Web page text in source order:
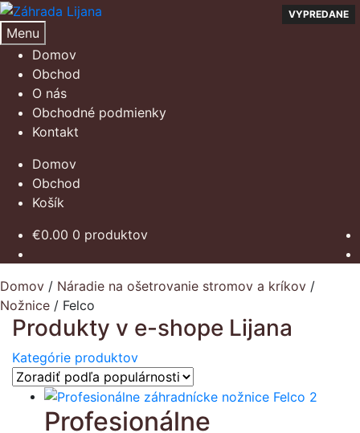
Preskočiť
na
navigáciu
Preskočiť
na
obsah
Menu
Domov
Obchod
O nás
Obchodné podmienky
Kontakt
Domov
Obchod
Košík
€0.00 0 produktov
Domov / Náradie na ošetrovanie stromov a kríkov /
Nožnice / Felco
Produkty v e-shope Lijana
Kategórie produktov
Profesionálne
VYPREDANE
VYPREDANE